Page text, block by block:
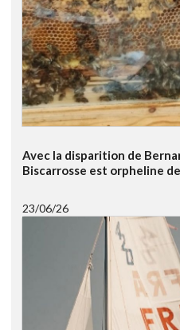
Avec la disparition de
Biscarrosse est orpheline
23/06/26